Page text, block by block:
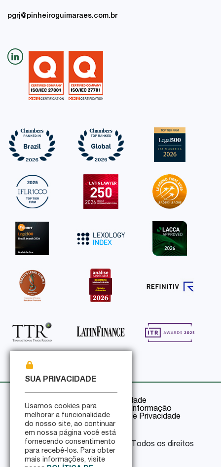
pgrj@pinheiroguimaraes.com.br
Política de Privacidade
Política de Segurança da Informação
Certificações de Segurança e Privacidade
© 2026 Pinheiro Guimarães - Todos os direitos
reservados
SUA PRIVACIDADE
Usamos cookies para
melhorar a funcionalidade
do nosso site, ao continuar
em nossa página você está
fornecendo consentimento
para recebê-los. Para obter
mais informações, visite